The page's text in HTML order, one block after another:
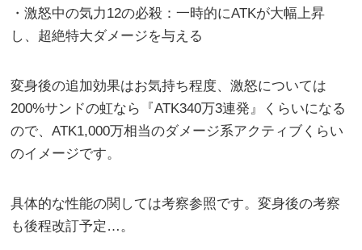
・激怒中の気力12の必殺：一時的にATKが大幅上昇
し、超絶特大ダメージを与える
変身後の追加効果はお気持ち程度、激怒については
200%サンドの虹なら『ATK340万3連発』くらいになる
ので、ATK1,000万相当のダメージ系アクティブくらい
のイメージです。
具体的な性能の関しては考察参照です。変身後の考察
も後程改訂予定…。